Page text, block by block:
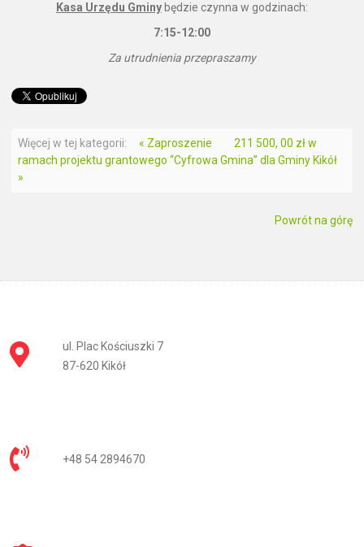
Kasa Urzędu Gminy będzie czynna w godzinach:
7:15-12:00
Za utrudnienia przepraszamy
Więcej w tej kategorii: « Zaproszenie
211 500, 00 zł w
ramach projektu grantowego “Cyfrowa Gmina” dla Gminy Kikół
»
Powrót na górę
ul. Plac Kościuszki 7
87-620 Kikół
+48 54 2894670